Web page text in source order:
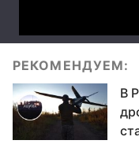
РЕКОМЕНДУЕМ:
В